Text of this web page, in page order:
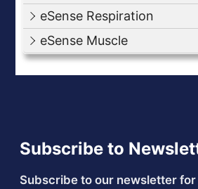
eSense Respiration
eSense Muscle